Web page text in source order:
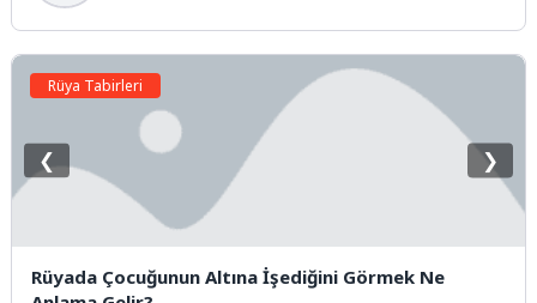
Rüya Tabirleri
Rüyada Çocuğunun Altına İşediğini Görmek Ne
❮ ❯